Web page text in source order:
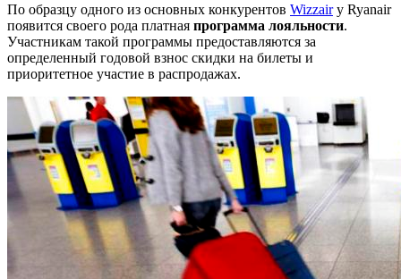
По образцу одного из основных конкурентов Wizzairу Ryanair
появится своего рода платная программа лояльности.
Участникам такой программы предоставляются за
определенный годовой взнос скидки на билеты и
приоритетное участие в распродажах.